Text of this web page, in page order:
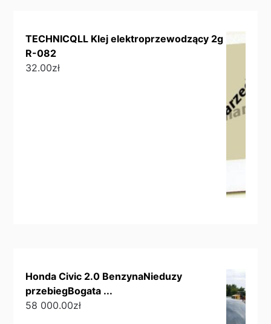
TECHNICQLL Klej elektroprzewodzący 2g
R-082
32.00zł
Honda Civic 2.0 BenzynaNieduzy
przebiegBogata ...
58 000.00zł